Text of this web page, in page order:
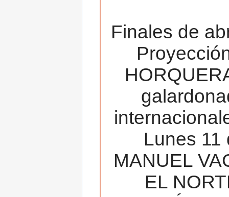
Finales de
Lunes 11
MANUEL
EL